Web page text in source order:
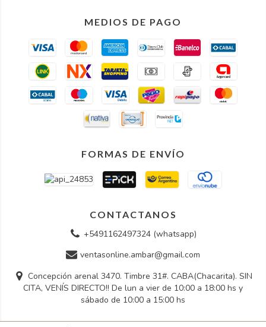
MEDIOS DE PAGO
FORMAS DE ENVÍO
CONTACTANOS
+5491162497324 (whatsapp)
ventasonline.ambar@gmail.com
Concepción arenal 3470. Timbre 31#. CABA(Chacarita). SIN
CITA, VENÍS DIRECTO!! De lun a vier de 10:00 a 18:00 hs y
sábado de 10:00 a 15:00 hs